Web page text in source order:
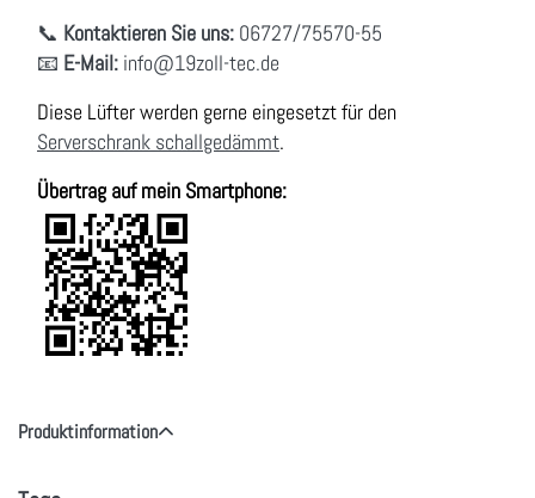
📞 Kontaktieren Sie uns: 06727/75570-55
📧 E-Mail: info@19zoll-tec.de
Diese Lüfter werden gerne eingesetzt für den
Serverschrank schallgedämmt.
Übertrag auf mein Smartphone:
Produktinformation